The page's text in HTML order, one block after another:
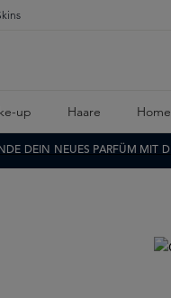
up Haare
DEIN NEUES PARFÜM MIT